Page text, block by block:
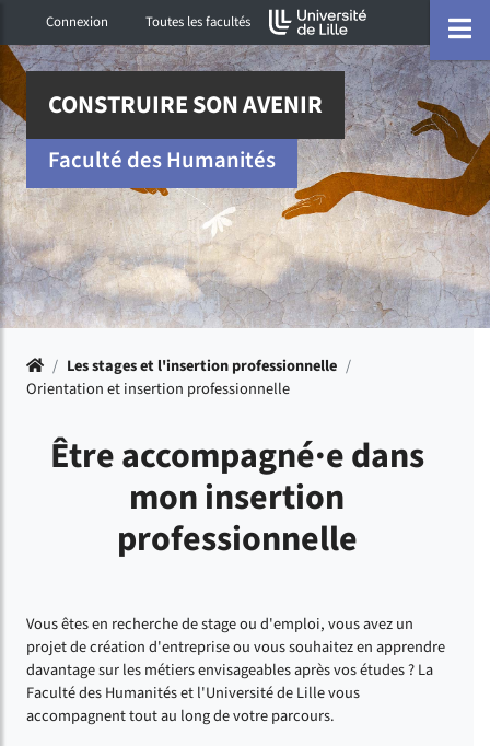
Connexion Toutes les facultés
menu
CONSTRUIRE SON AVENIR
Faculté des Humanités
Accueil
/ Les stages et l'insertion professionnelle /
Orientation et insertion professionnelle
Être accompagné·e dans
mon insertion
professionnelle
Vous êtes en recherche de stage ou d'emploi, vous avez un
projet de création d'entreprise ou vous souhaitez en apprendre
davantage sur les métiers envisageables après vos études ? La
Faculté des Humanités et l'Université de Lille vous
accompagnent tout au long de votre parcours.